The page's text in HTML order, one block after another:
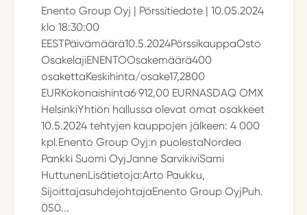
Enento Group Oyj | Pörssitiedote | 10.05.2024
klo 18:30:00
EESTPäivämäärä10.5.2024PörssikauppaOsto
OsakelajiENENTOOsakemäärä400
osakettaKeskihinta/osake17,2800
EURKokonaishinta6 912,00 EURNASDAQ OMX
HelsinkiYhtiön hallussa olevat omat osakkeet
10.5.2024 tehtyjen kauppojen jälkeen: 4 000
kpl.Enento Group Oyj:n puolestaNordea
Pankki Suomi OyjJanne SarvikiviSami
HuttunenLisätietoja:Arto Paukku,
SijoittajasuhdejohtajaEnento Group OyjPuh.
050...